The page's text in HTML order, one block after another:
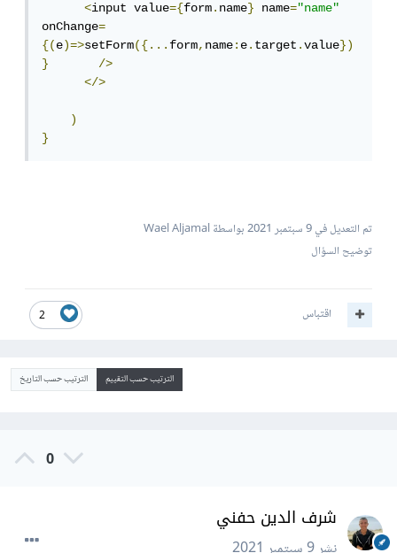
<input value={form.name} name="name"
onChange=
{(e)=>setForm({...form,name:e.target.value})
}
/>
</>
)
}
تم التعديل في9 سبتمبر 2021
بواسطة Wael Aljamal
توضيح السؤال
2 اقتباس
الترتيب حسب التقييم الترتيب حسب التاريخ
0
شرف الدين حفني